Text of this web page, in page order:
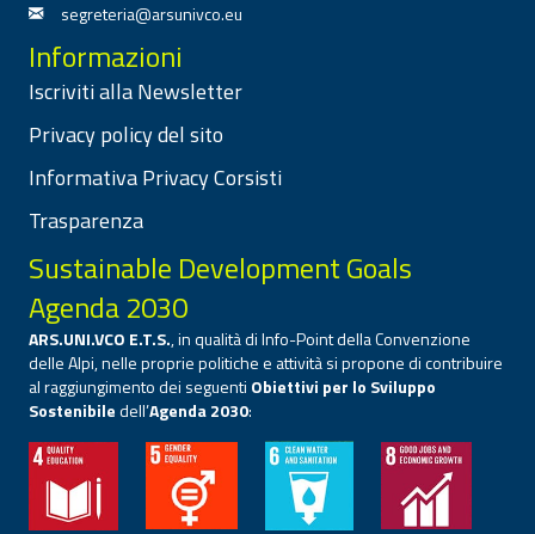
segreteria@arsunivco.eu
Informazioni
Iscriviti alla Newsletter
Privacy policy del sito
Informativa Privacy Corsisti
Trasparenza
Sustainable Development Goals
Agenda 2030
ARS.UNI.VCO E.T.S., in qualità di Info-Point della Convenzione
delle Alpi, nelle proprie politiche e attività si propone di contribuire
al raggiungimento dei seguenti Obiettivi per lo Sviluppo
Sostenibiledell’Agenda 2030: